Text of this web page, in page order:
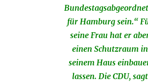
für Hamburg sein.“
seine Frau hat er
einen Schutzraum in
seinem Haus
lassen. Die CDU, sagt